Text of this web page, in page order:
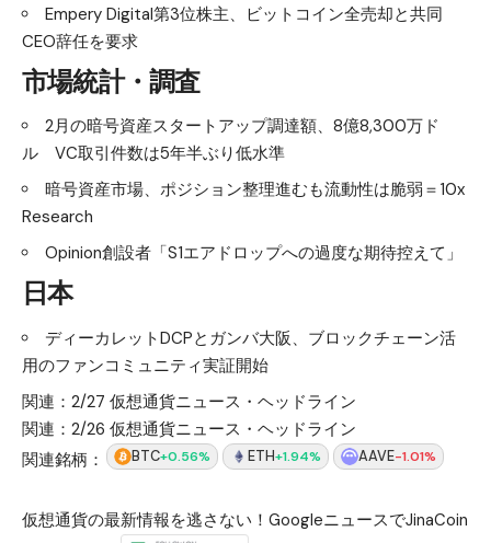
Empery Digital第3位株主、ビットコイン全売却と共同
CEO辞任を要求
市場統計・調査
2月の暗号資産スタートアップ調達額、8億8,300万ド
ル VC取引件数は5年半ぶり低水準
暗号資産市場、ポジション整理進むも流動性は脆弱＝10x
Research
Opinion創設者「S1エアドロップへの過度な期待控えて」
日本
ディーカレットDCPとガンバ大阪、ブロックチェーン活
用のファンコミュニティ実証開始
関連： 2/27 仮想通貨ニュース・ヘッドライン
関連： 2/26 仮想通貨ニュース・ヘッドライン
関連銘柄：
BTC+0.56% ETH+1.94% AAVE-1.01%
仮想通貨の最新情報を逃さない！GoogleニュースでJinaCoin